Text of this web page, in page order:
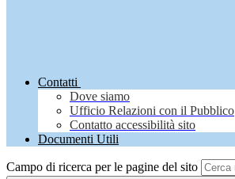
Contatti
Dove siamo
Ufficio Relazioni con il Pubblico
Contatto accessibilità sito
Documenti Utili
Campo di ricerca per le pagine del sito